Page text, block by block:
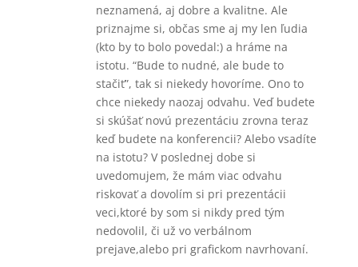
neznamená, aj dobre a kvalitne. Ale
priznajme si, občas sme aj my len ľudia
(kto by to bolo povedal:) a hráme na
istotu. “Bude to nudné, ale bude to
stačiť”, tak si niekedy hovoríme. Ono to
chce niekedy naozaj odvahu. Veď budete
si skúšať novú prezentáciu zrovna teraz
keď budete na konferencii? Alebo vsadíte
na istotu? V poslednej dobe si
uvedomujem, že mám viac odvahu
riskovať a dovolím si pri prezentácii
veci,ktoré by som si nikdy pred tým
nedovolil, či už vo verbálnom
prejave,alebo pri grafickom navrhovaní.